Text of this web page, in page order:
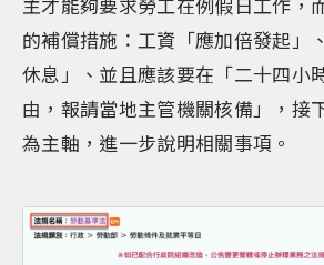
的補償措施：工資「應加倍發起」
休息」、並且應該要在「二十四小
由，報請當地主管機關核備」，接
為主軸，進一步說明相關事項。